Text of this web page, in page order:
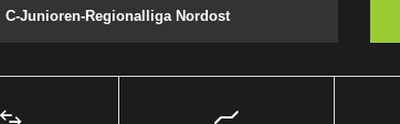
C-Junioren-Regionalliga Nordost